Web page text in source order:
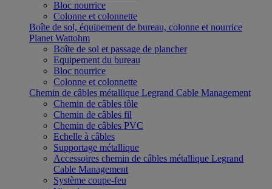
Bloc nourrice
Colonne et colonnette
Boîte de sol, équipement de bureau, colonne et nourrice
Planet Wattohm
Boîte de sol et passage de plancher
Equipement du bureau
Bloc nourrice
Colonne et colonnette
Chemin de câbles métallique Legrand Cable Management
Chemin de câbles tôle
Chemin de câbles fil
Chemin de câbles PVC
Echelle à câbles
Supportage métallique
Accessoires chemin de câbles métallique Legrand
Cable Management
Système coupe-feu